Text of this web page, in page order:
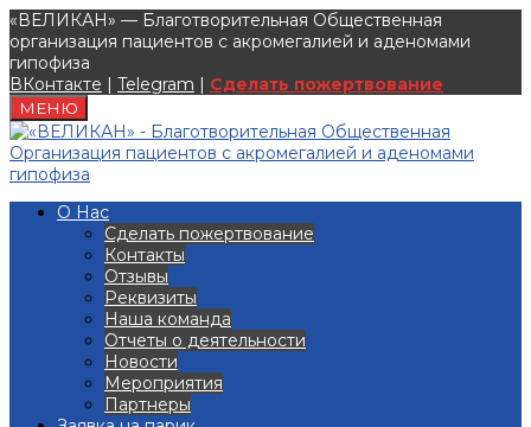
«ВЕЛИКАН» — Благотворительная Общественная
организация пациентов с акромегалией и аденомами
гипофиза
ВКонтакте | Telegram | Сделать пожертвование
МЕНЮ
О Нас
Сделать пожертвование
Контакты
Отзывы
Реквизиты
Наша команда
Отчеты о деятельности
Новости
Мероприятия
Партнеры